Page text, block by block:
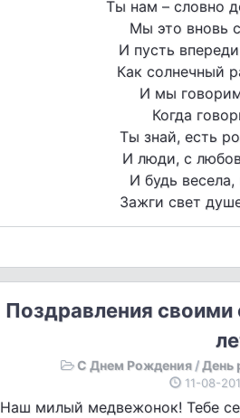
Ты нам – словно
Мы это вновь
И пусть
Как солнечный
И мы
Когда
Ты знай, есть
И люди, с
И будь весела,
Зажги свет
Поздравления своими
С Днем Рождения/День
11-08-
Наш милый медвежонок! Тебе